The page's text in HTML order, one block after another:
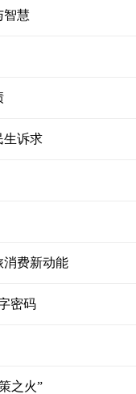
智慧
生诉求
消费新动能
密码
之火”